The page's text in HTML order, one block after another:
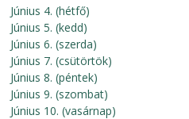
Június 4. (hétfő)
Június 5. (kedd)
Június 6. (szerda)
Június 7. (csütörtök)
Június 8. (péntek)
Június 9. (szombat)
Június 10. (vasárnap)